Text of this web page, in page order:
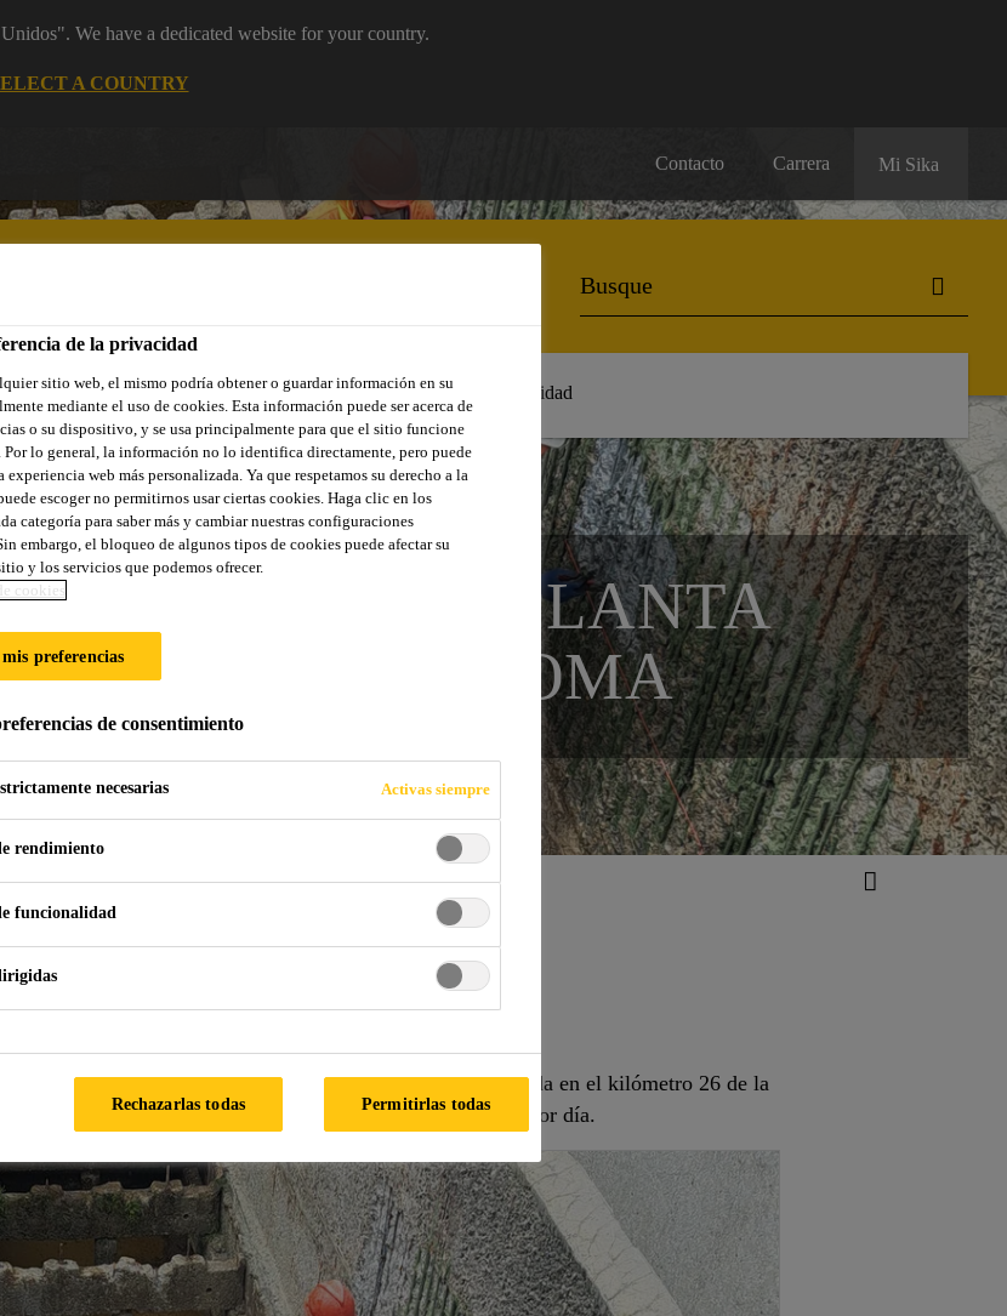
We have a dedicated website for your country.
A COUNTRY
Contacto Carrera Mi Sika
Industria Distribuidores Documentos Sostenibilidad
FILTRO DE PLANTA
DE AGUA LA TOMA
POTABILIZADORA DE AGUA LA TOMA
la planta de Interagua, fue construida en 1950. Está ubicada en el kilómetro 26 de la
de hasta 420,000 metros cúbicos de agua potable por día.
de la privacidad
sitio web, el mismo podría obtener o guardar información en su
mediante el uso de cookies. Esta información puede ser acerca de
o su dispositivo, y se usa principalmente para que el sitio funcione
Por lo general, la información no lo identifica directamente, pero puede
web más personalizada. Ya que respetamos su derecho a la
escoger no permitirnos usar ciertas cookies. Haga clic en los
categoría para saber más y cambiar nuestras configuraciones
embargo, el bloqueo de algunos tipos de cookies puede afectar su
y los servicios que podemos ofrecer.
cookies
preferencias
de consentimiento
necesarias Activas siempre
rendimiento
funcionalidad
Rechazarlas todas Permitirlas todas